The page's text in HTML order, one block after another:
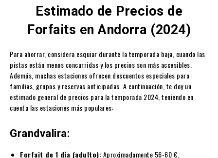
Estimado de Precios de
Forfaits en Andorra (2024)
Para ahorrar, considera esquiar durante la temporada baja, cuando las
pistas están menos concurridas y los precios son más accesibles.
Además, muchas estaciones ofrecen descuentos especiales para
familias, grupos y reservas anticipadas. A continuación, te doy un
estimado general de precios para la temporada 2024, teniendo en
cuenta las estaciones más populares:
Grandvalira:
Forfait de 1 día (adulto):Aproximadamente 56-60 €.